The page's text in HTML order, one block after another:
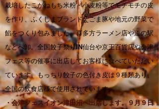
栽培したこがねもち米粉・小麦粉等でモチモチの皮
を作り、ふくしまブランドえごま豚や地元の野菜で
餡をつくり包みました。喜多方ラーメン店や道の駅
などへ卸。全国餃子祭りIN仙台や京王百貨店や会津
フェス等の催事に出店してお客様に食べていただい
ています。もっちり餃子の色付き皮は９種類あり、
全国の飲食店様で使用されています。
・会津フェスイオン津田沼へ出店します。９月９日